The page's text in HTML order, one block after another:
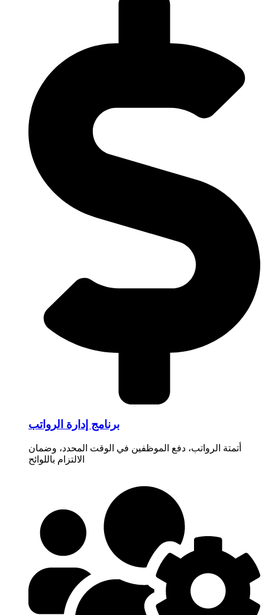
برنامج إدارة الرواتب
أتمتة الرواتب، دفع الموظفين في الوقت المحدد، وضمان
الالتزام باللوائح